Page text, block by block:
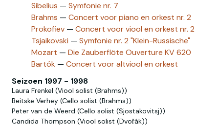
Sibelius — Symfonie nr. 7
Brahms — Concert voor piano en orkest nr. 2
Prokofiev — Concert voor viool en orkest nr. 2
Tsjaikovski — Symfonie nr. 2 "Klein-Russische"
Mozart — Die Zauberflöte Ouverture KV 620
Bartók — Concert voor altviool en orkest
Seizoen 1997 - 1998
Laura Frenkel (Viool solist (Brahms))
Beitske Verhey (Cello solist (Brahms))
Peter van de Weerd (Cello solist (Sjostakovitsj))
Candida Thompson (Viool solist (Dvořák))